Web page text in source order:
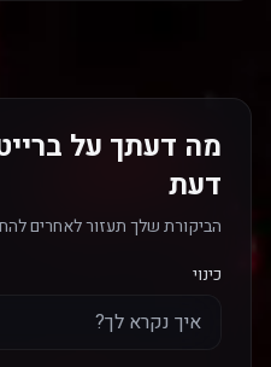
מה דעתך על
דעת
הביקורת שלך תעזור לאחרים
כינוי